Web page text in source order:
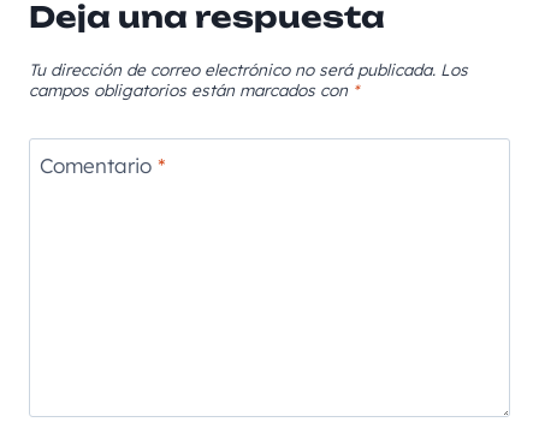
Deja una respuesta
Tu dirección de correo electrónico no será publicada. Los
campos obligatorios están marcados con *
Comentario *